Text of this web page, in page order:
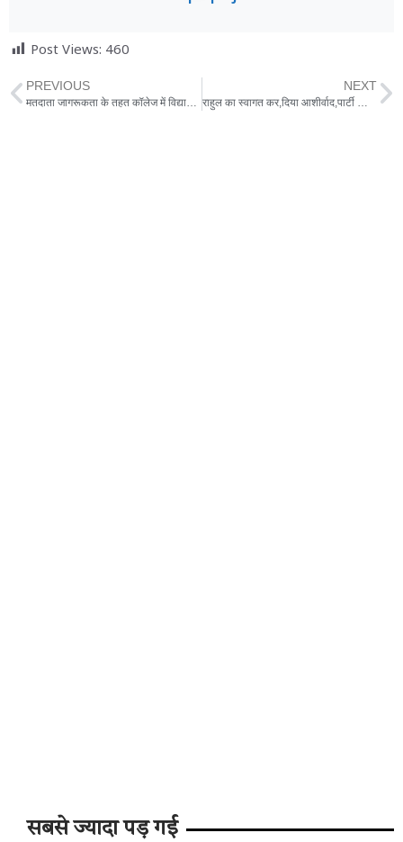
Post Views: 460
PREVIOUS
मतदाता जागरूकता के तहत कॉलेज में विद्यार्थियों ने किये कार्यक्रम।
NEXT
राहुल का स्वागत कर,दिया आशीर्वाद,पार्टी कार्यालय का हुआ शुभारंभ
सबसे ज्यादा पड़ गई